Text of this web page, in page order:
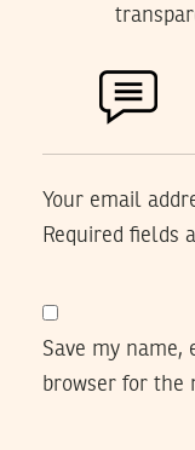
Your email
Required fields
Save my name,
browser for the